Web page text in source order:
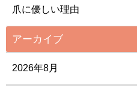
爪に優しい理由
アーカイブ
2026年8月